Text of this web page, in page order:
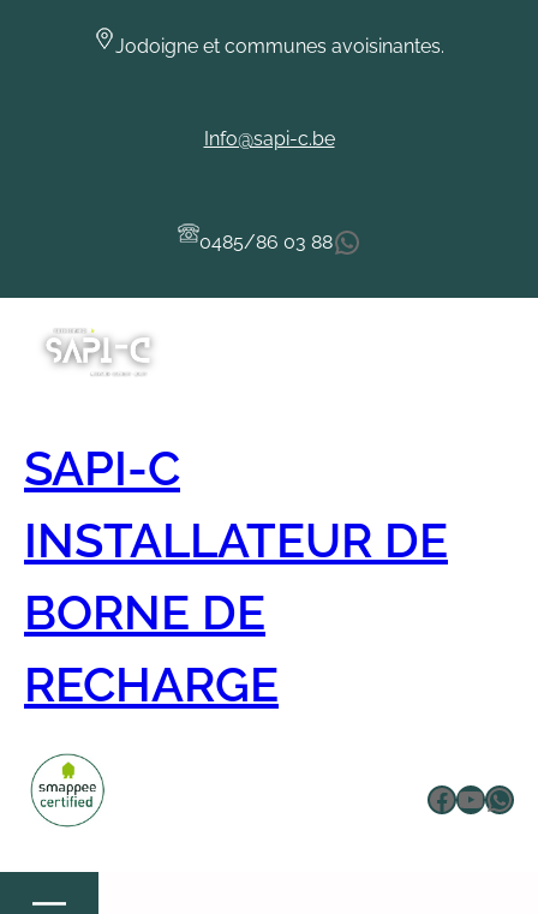
Jodoigne et communes avoisinantes.
Info@sapi-c.be
0485/86 03 88WhatsApp
SAPI-C
INSTALLATEUR DE
BORNE DE
RECHARGE